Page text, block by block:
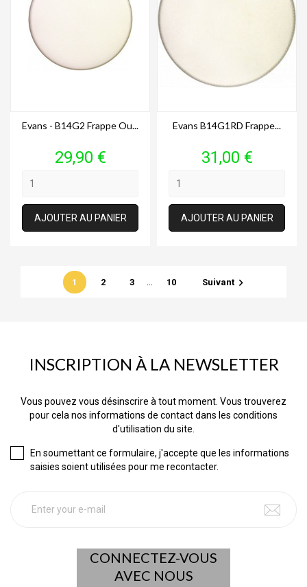
Evans - B14G2 Frappe Ou...
Prix
29,90 €
AJOUTER AU PANIER
Evans B14G1RD Frappe...
Prix
31,00 €
AJOUTER AU PANIER
1 2 3 10 Suivant
INSCRIPTION À LA NEWSLETTER
Vous pouvez vous désinscrire à tout moment. Vous trouverez
pour cela nos informations de contact dans les conditions
d'utilisation du site.
En soumettant ce formulaire, j'accepte que les informations
saisies soient utilisées pour me recontacter.
CONNECTEZ-VOUS
AVEC NOUS